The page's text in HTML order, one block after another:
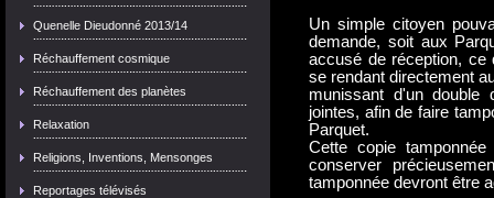
Quenelle Dieudonné 2013/14
Réchauffement cosmique
Réchauffement des planètes
Relaxation
Religions, Inventions, Mensonges
Reportages télévisés
Un simple citoyen
demande, soit aux
accusé de réception, ce
se rendant directement
munissant d'un double
jointes, afin de faire
Parquet.
Cette copie
conserver
tamponnée devront être